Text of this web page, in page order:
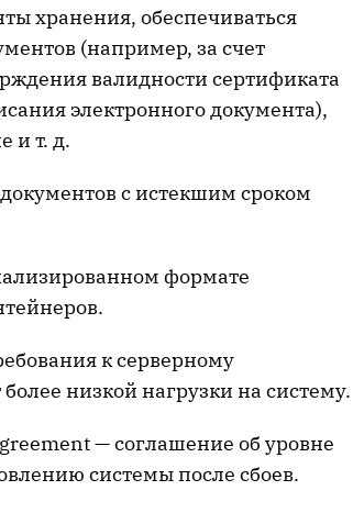
хранения, обеспечиваться
(например, за счет
валидности сертификата
электронного документа),
и т. д.
с истекшим сроком
формате
к серверному
низкой нагрузки на систему.
— соглашение об уровне
системы после сбоев.